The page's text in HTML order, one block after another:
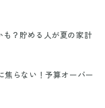
？貯める人が夏の家計
焦らない！予算オーバー